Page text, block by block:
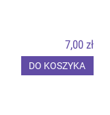
7,00 zł
DO KOSZYKA